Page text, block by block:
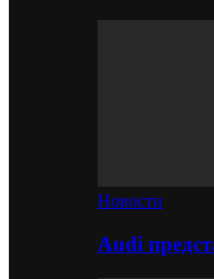
Новости
Audi